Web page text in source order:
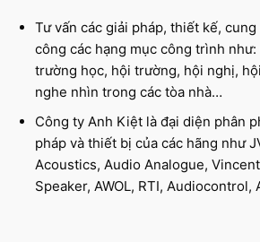
Tư vấn các giải pháp, thiết kế,
công các hạng mục công trình
trường học, hội trường, hội nghị,
nghe nhìn trong các tòa nhà…
Công ty Anh Kiệt là đại diện phân
pháp và thiết bị của các hãng như
Acoustics, Audio Analogue,
Speaker, AWOL, RTI, Audiocontrol,